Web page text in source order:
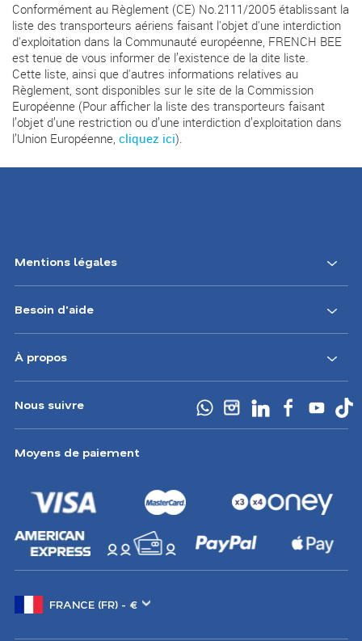
Conformément au Règlement (CE) No.2111/2005 établissant la
liste des transporteurs aériens faisant l'objet d'une interdiction
d'exploitation dans la Communauté européenne, FRENCH BEE
est tenue de vous informer de l’existence de la dite liste.
Cette liste, ainsi que d'autres informations relatives au
Règlement, sont disponibles sur le site de la Commission
Européenne (Pour afficher la liste des transporteurs faisant
l’objet d’une restriction ou d’une interdiction d’exploitation dans
l’Union Européenne, cliquez ici).
Mentions légales
Besoin d'aide
À propos
Nous suivre
Moyens de paiement